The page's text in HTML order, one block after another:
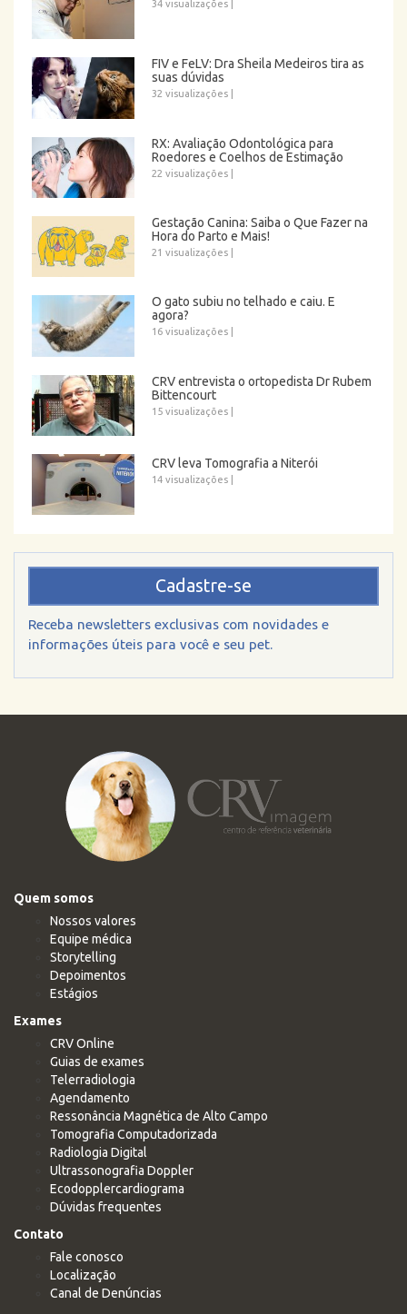
34 visualizações
FIV e FeLV: Dra Sheila Medeiros tira as
suas dúvidas
32 visualizações
RX: Avaliação Odontológica para
Roedores e Coelhos de Estimação
22 visualizações
Gestação Canina: Saiba o Que Fazer na
Hora do Parto e Mais!
21 visualizações
O gato subiu no telhado e caiu. E
agora?
16 visualizações
CRV entrevista o ortopedista Dr Rubem
Bittencourt
15 visualizações
CRV leva Tomografia a Niterói
14 visualizações
Cadastre-se
Receba newsletters exclusivas com novidades e
informações úteis para você e seu pet.
Quem somos
Nossos valores
Equipe médica
Storytelling
Depoimentos
Estágios
Exames
CRV Online
Guias de exames
Telerradiologia
Agendamento
Ressonância Magnética de Alto Campo
Tomografia Computadorizada
Radiologia Digital
Ultrassonografia Doppler
Ecodopplercardiograma
Dúvidas frequentes
Contato
Fale conosco
Localização
Canal de Denúncias